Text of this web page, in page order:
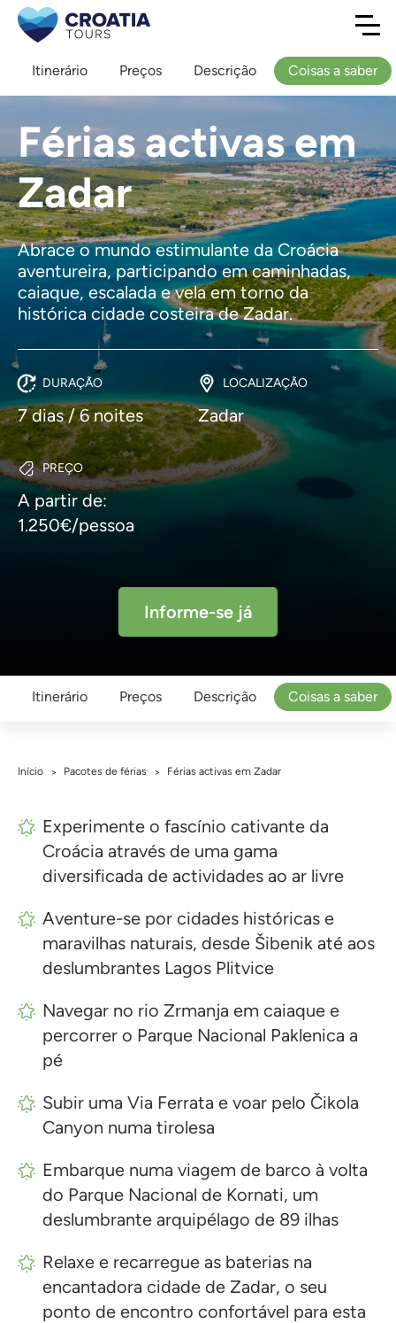
Férias activas em
Zadar
Abrace o mundo estimulante da Croácia
aventureira, participando em caminhadas,
caiaque, escalada e vela em torno da
histórica cidade costeira de Zadar.
DURAÇÃO
7 dias / 6 noites
LOCALIZAÇÃO
Zadar
PREÇO
A partir de:
1.250€/pessoa
Informe-se já
Itinerário Preços Descrição Coisas a saber
Itinerário Preços Descrição Coisas a saber
Início > Pacotes de férias > Férias activas em Zadar
Experimente o fascínio cativante da
Croácia através de uma gama
diversificada de actividades ao ar livre
Aventure-se por cidades históricas e
maravilhas naturais, desde Šibenik até aos
deslumbrantes Lagos Plitvice
Navegar no rio Zrmanja em caiaque e
percorrer o Parque Nacional Paklenica a
pé
Subir uma Via Ferrata e voar pelo Čikola
Canyon numa tirolesa
Embarque numa viagem de barco à volta
do Parque Nacional de Kornati, um
deslumbrante arquipélago de 89 ilhas
Relaxe e recarregue as baterias na
encantadora cidade de Zadar, o seu
ponto de encontro confortável para esta